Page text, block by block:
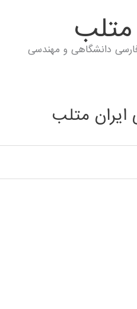
متلب
دانشگاهی و مهندسی
متلب